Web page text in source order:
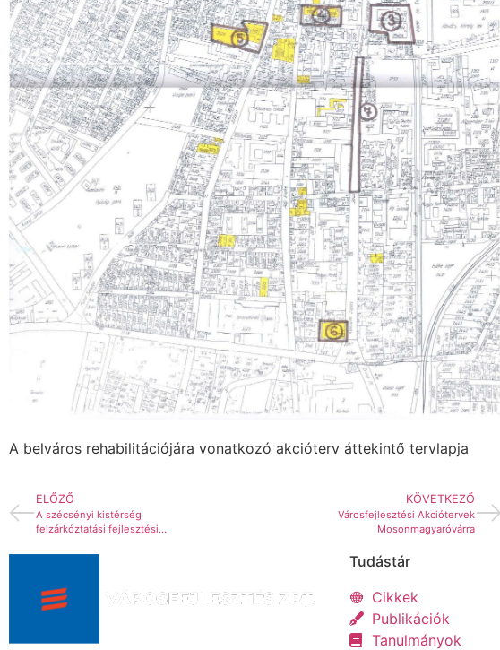
A belváros rehabilitációjára vonatkozó akcióterv áttekintő tervlapja
ELŐZŐ
A szécsényi kistérség
felzárkóztatási fejlesztési
KÖVETKEZŐ
Városfejlesztési Akciótervek
Mosonmagyaróvárra
Tudástár
Cikkek
Publikációk
Tanulmányok